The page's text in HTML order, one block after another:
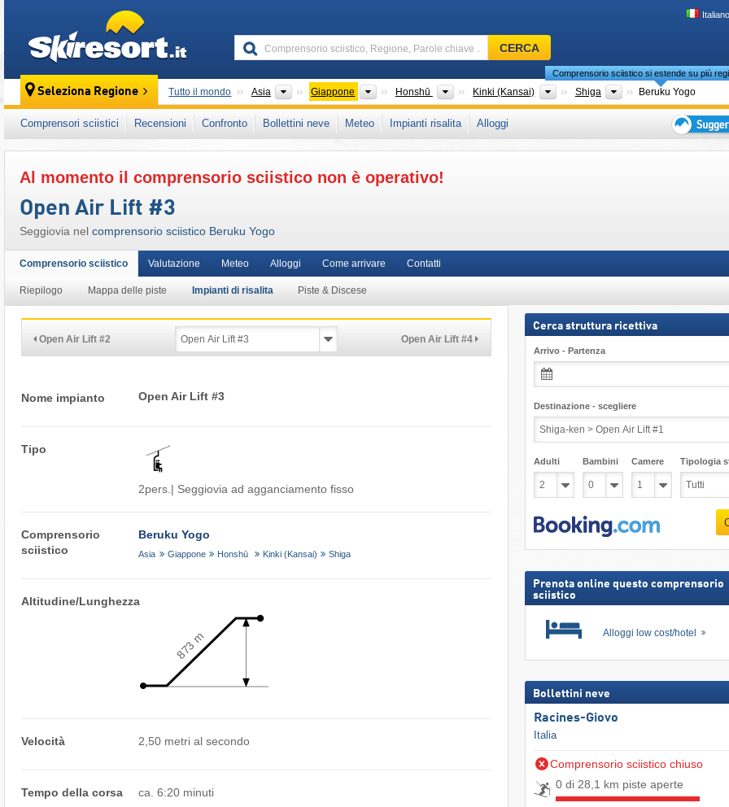
Italiano
Comprensorio
sciistico,
Parole
chiave
…
CERCA
Seleziona Regione Tutto il mondo Asia Continenti
Giappone PaesiHonshū IsoleKinki (Kansai) Regioni
Shiga Prefetture
Comprensorio sciistico si estende su più
Beruku Yogo
Questo comprensorio sciistico è presente anche in: Asia Orientale
Comprensori sciistici Recensioni Confronto Bollettini neve Meteo Impianti risalita
Alloggi
Al momento il comprensorio sciistico non è operativo!
Open Air Lift #3
Seggiovia nel comprensorio sciistico Beruku Yogo
Comprensorio sciistico
Riepilogo Mappa delle piste Impianti di risalita Piste & Discese
Valutazione Meteo Alloggi Come arrivare Contatti
Open Air Lift #2 Open Air Lift #4
Nome impianto Open Air Lift #3
Tipo
2pers.| Seggiovia ad agganciamento fisso
Comprensorio
sciistico
Beruku Yogo
Asia Giappone Honshū Kinki (Kansai) Shiga
Altitudine/Lunghezza
873 m
Velocità 2,50 metri al secondo
Tempo della corsa ca. 6:20 minuti
Cerca struttura ricettiva
Arrivo - Partenza
Destinazione - scegliere
Adulti Bambini Camere Tipologia
Prenota online questo comprensorio
sciistico
Alloggi low cost/hotel
Bollettini neve
Racines-Giovo
Italia
Comprensorio sciistico chiuso
0 di 28,1 km piste aperte